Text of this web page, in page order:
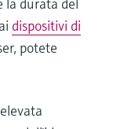
dispositivi di
potete